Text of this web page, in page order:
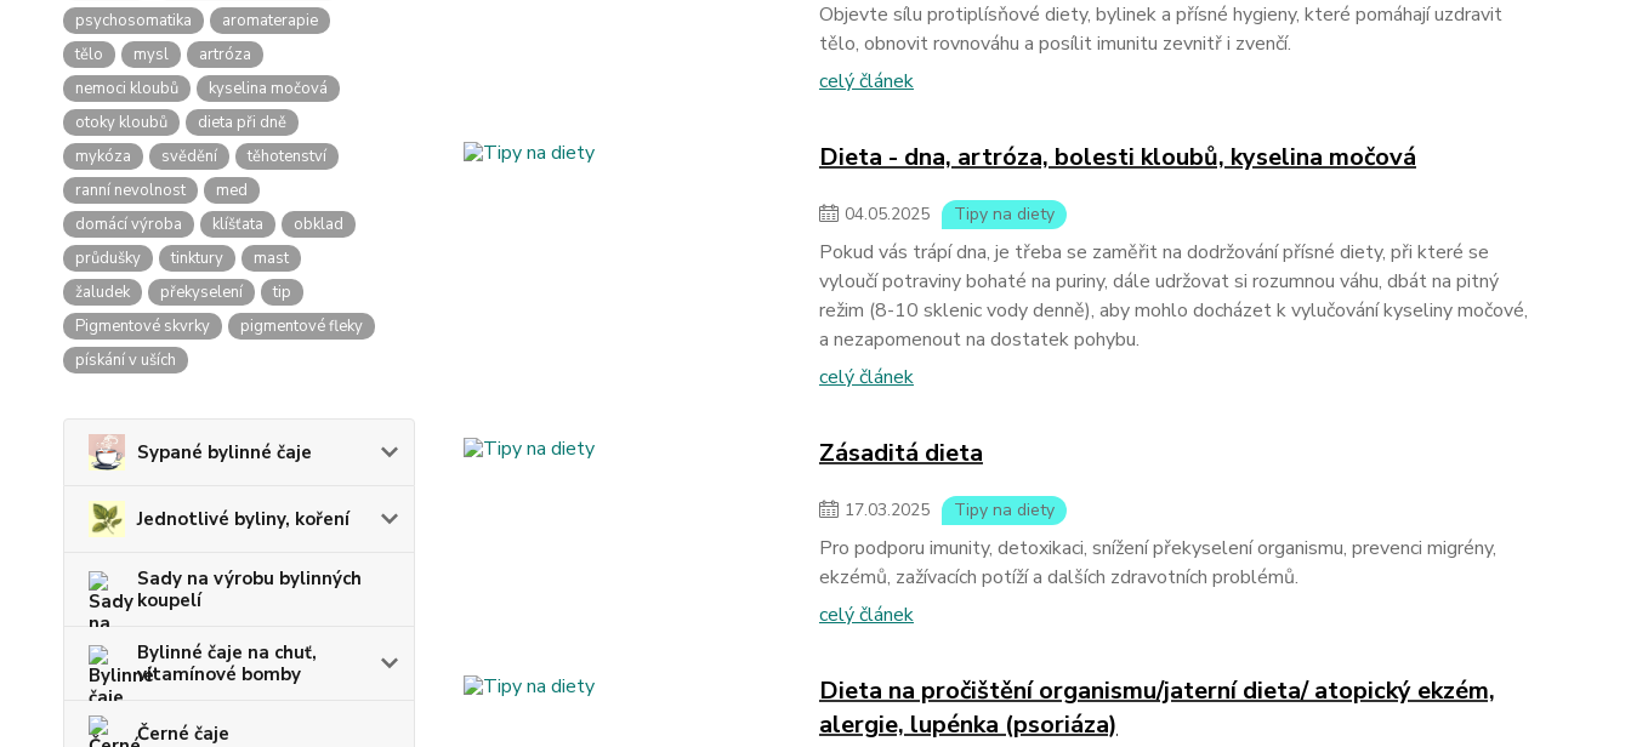
psychosomatika
aromaterapie
tělo
mysl
artróza
nemoci kloubů
kyselina močová
otoky kloubů
dieta při dně
mykóza
svědění
těhotenství
ranní nevolnost
med
domácí výroba
klíšťata
obklad
průdušky
tinktury
mast
žaludek
překyselení
tip
Pigmentové skvrky
pigmentové fleky
pískání v uších
Sypané bylinné čaje
Jednotlivé byliny, koření
Sady na výrobu bylinných
koupelí
Bylinné čaje na chuť,
vitamínové bomby
Černé čaje
Objevte sílu protiplísňové diety, bylinek a přísné hygieny, které pomáhají uzdravit
tělo, obnovit rovnováhu a posílit imunitu zevnitř i zvenčí.
celý článek
Dieta - dna, artróza, bolesti kloubů, kyselina močová
04.05.2025 Tipy na diety
Pokud vás trápí dna, je třeba se zaměřit na dodržování přísné diety, při které se
vyloučí potraviny bohaté na puriny, dále udržovat si rozumnou váhu, dbát na pitný
režim (8-10 sklenic vody denně), aby mohlo docházet k vylučování kyseliny močové,
a nezapomenout na dostatek pohybu.
celý článek
Zásaditá dieta
17.03.2025 Tipy na diety
Pro podporu imunity, detoxikaci, snížení překyselení organismu, prevenci migrény,
ekzémů, zažívacích potíží a dalších zdravotních problémů.
celý článek
Dieta na pročištění organismu/jaterní dieta/ atopický ekzém,
alergie, lupénka (psoriáza)